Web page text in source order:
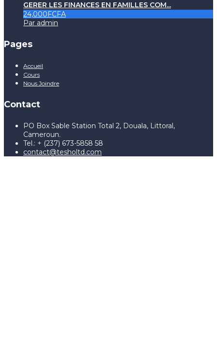
GERER LES FINANCES EN FAMILLES COM...
24,000FCFA
Par admin
Pages
Accueil
Cours
Nous Joindre
Contact
PO Box Sable Station Total 2, Douala, Littoral,
Cameroun.
Tel.: + (237) 673-5858 58
contact@tesholtd.com